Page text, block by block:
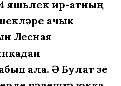
яшьлек ир-атның
ачык
Лесная
ала. Ә Булат үзе